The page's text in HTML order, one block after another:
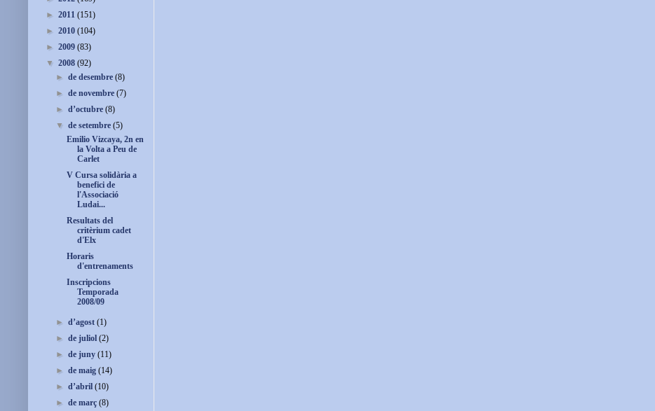
► 2011 (151)
► 2010 (104)
► 2009 (83)
▼ 2008 (92)
►de desembre(8)
►de novembre(7)
►d’octubre(8)
▼de setembre(5)
Emilio Vizcaya, 2n en
la Volta a Peu de
Carlet
V Cursa solidària a
benefici de
l'Associació
Ludai...
Resultats del
critèrium cadet
d'Elx
Horaris
d'entrenaments
Inscripcions
Temporada
2008/09
►d’agost(1)
►de juliol(2)
►de juny(11)
►de maig(14)
►d’abril(10)
►de març(8)